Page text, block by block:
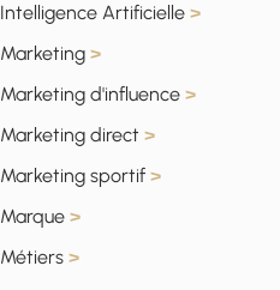
Intelligence Artificielle >
Marketing >
Marketing d'influence >
Marketing direct >
Marketing sportif >
Marque >
Métiers >